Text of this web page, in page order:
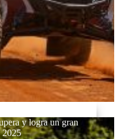
y logra un gran
2025